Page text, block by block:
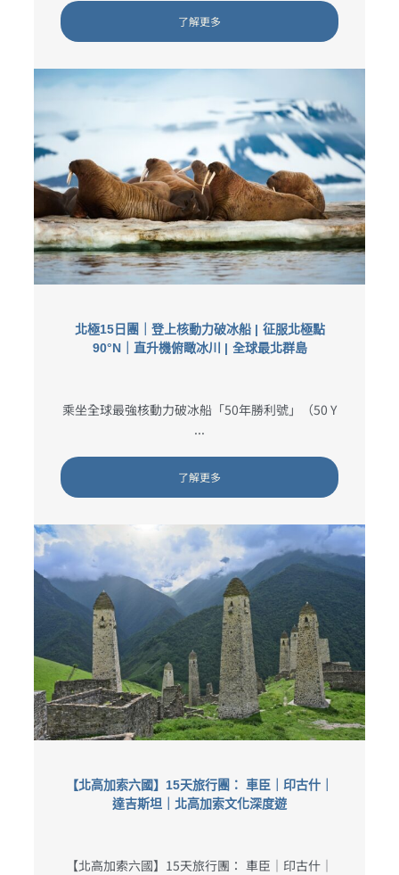
了解更多
北極15日團｜登上核動力破冰船 | 征服北極點
90°N｜直升機俯瞰冰川 | 全球最北群島
乘坐全球最強核動力破冰船「50年勝利號」（50 Y
...
了解更多
【北高加索六國】15天旅行團： 車臣｜印古什｜
達吉斯坦｜北高加索文化深度遊
【北高加索六國】15天旅行團： 車臣｜印古什｜